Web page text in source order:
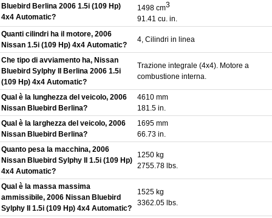
Bluebird Berlina 2006 1.5i (109 Hp)
4x4 Automatic?
1498 cm3
91.41 cu. in.
Quanti cilindri ha il motore, 2006
Nissan 1.5i (109 Hp) 4x4 Automatic?
4, Cilindri in linea
Che tipo di avviamento ha, Nissan
Bluebird Sylphy II Berlina 2006 1.5i
(109 Hp) 4x4 Automatic?
Trazione integrale (4x4). Motore a
combustione interna.
Qual è la lunghezza del veicolo, 2006
Nissan Bluebird Berlina?
4610 mm
181.5 in.
Qual è la larghezza del veicolo, 2006
Nissan Bluebird Berlina?
1695 mm
66.73 in.
Quanto pesa la macchina, 2006
Nissan Bluebird Sylphy II 1.5i (109 Hp)
4x4 Automatic?
1250 kg
2755.78 lbs.
Qual è la massa massima
ammissibile, 2006 Nissan Bluebird
Sylphy II 1.5i (109 Hp) 4x4 Automatic?
1525 kg
3362.05 lbs.